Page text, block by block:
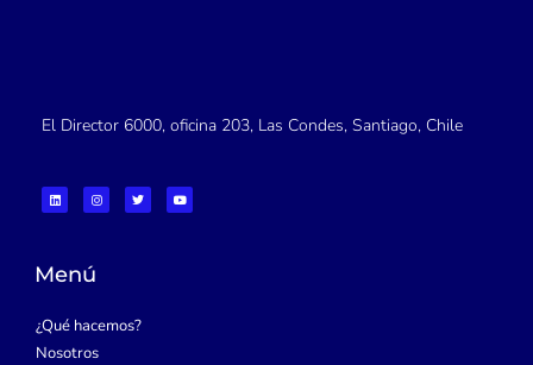
El Director 6000, oficina 203, Las Condes, Santiago, Chile
L
i
n
i
n
I
n
s
a
m
T
w
i
Y
o
u
Menú
¿Qué hacemos?
Nosotros